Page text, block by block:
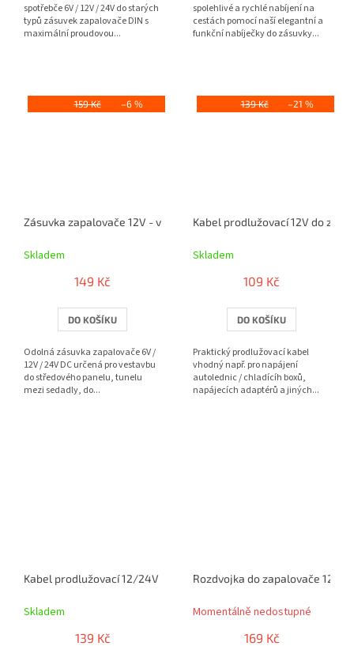
spotřebče 6V / 12V / 24V do starých
typů zásuvek zapalovače DIN s
maximální proudovou...
spolehlivé a rychlé nabíjení na
cestách pomocí naší elegantní a
funkční nabíječky do zásuvky...
159 Kč –6 %
Zásuvka zapalovače 12V - vestavná s ochrannou krytkou
Skladem
149 Kč
DO KOŠÍKU
Odolná zásuvka zapalovače 6V /
12V / 24V DC určená pro vestavbu
do středového panelu, tunelu
mezi sedadly, do...
139 Kč –21 %
Kabel prodlužovací 12V do
Skladem
109 Kč
DO KOŠÍKU
Praktický prodlužovací kabel
vhodný např. pro napájení
autolednic / chladícíh boxů,
napájecích adaptérů a jiných...
Kabel prodlužovací 12/24V 2,5m 5A
Skladem
139 Kč
Rozdvojka do zapalovače 12V -
Momentálně nedostupné
169 Kč